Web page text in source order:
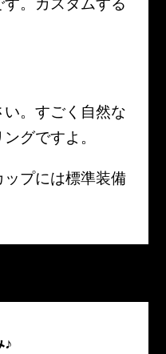
。すごく自然な
グですよ。
プには標準装備